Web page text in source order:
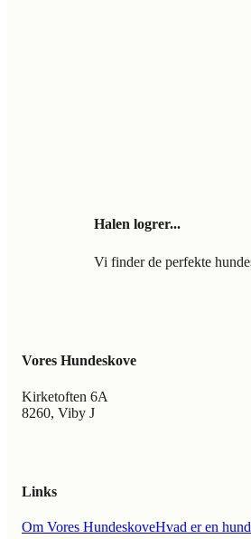
Halen logrer...
Vi finder de perfekte
Vores Hundeskove
Kirketoften 6A
8260, Viby J
Links
Om Vores HundeskoveHvad er en